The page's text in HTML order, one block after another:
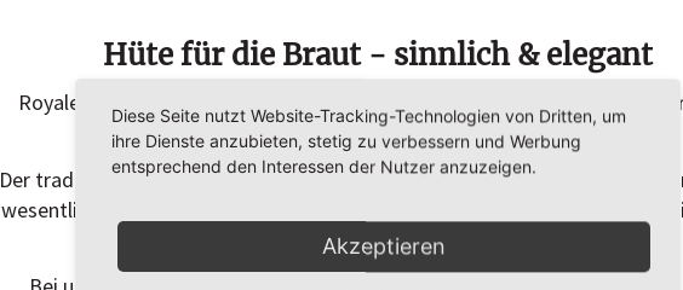
Hüte für die Braut - sinnlich & elegant
Royale Hochzeiten in den europäischen Königshäusern haben den Weg
neuen Trend bei Brauthüten geebnet.
Der traditionelle Schleier als Kopfbedeckung spielt selbstverständlich
wesentliche Rolle. Jedoch entscheiden sich immer mehr Bräute für eine
Kopfbedeckung in Form eines Fascinators oder Brauthutes.
Diese Seite nutzt Website-Tracking-Technologien von Dritten, um
ihre Dienste anzubieten, stetig zu verbessern und Werbung
entsprechend den Interessen der Nutzer anzuzeigen.
Akzeptieren